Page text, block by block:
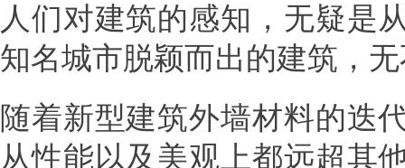
人们对建筑的感知，无疑是
知名城市脱颖而出的建筑，
随着新型建筑外墙材料的迭
从性能以及美观上都远超其